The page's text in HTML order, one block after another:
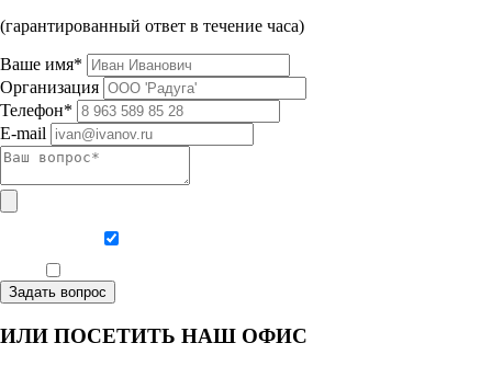
(гарантированный ответ в течение часа)
Ваше имя*
Организация
Телефон*
E-mail
Задать вопрос
ИЛИ ПОСЕТИТЬ НАШ ОФИС